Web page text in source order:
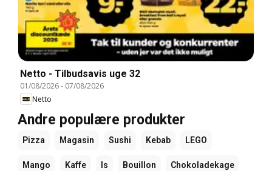
Netto - Tilbudsavis uge 32
01/08/2026- 07/08/2026
Netto
Andre populære produkter
Pizza Magasin Sushi Kebab LEGO
Mango Kaffe Is Bouillon Chokoladekage